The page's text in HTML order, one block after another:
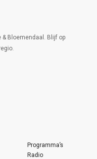
Bloemendaal. Blijf op
Programma’s
Radio